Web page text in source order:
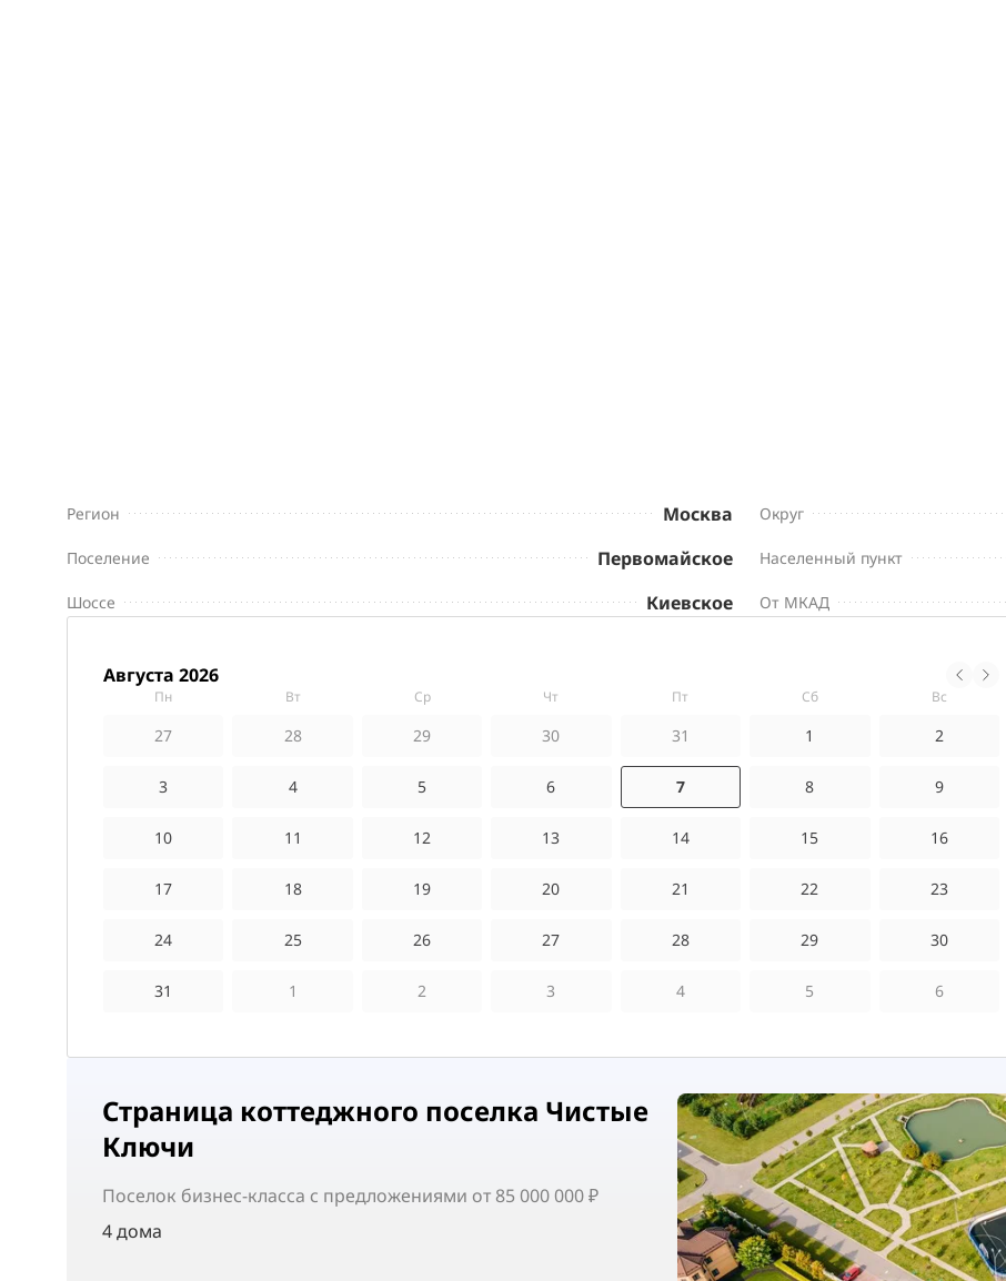
Регион Москва Округ
Поселение Первомайское Населенный пункт
Шоссе Киевское От МКАД
августа 2026
пн вт ср чт пт сб вс
27 28 29 30 31 1 2
3 4 5 6 7 8 9
10 11 12 13 14 15 16
17 18 19 20 21 22 23
24 25 26 27 28 29 30
31 1 2 3 4 5 6
Страница коттеджного поселка Чистые
Ключи
Поселок бизнес-класса с предложениями от 85 000 000 ₽
4 дома